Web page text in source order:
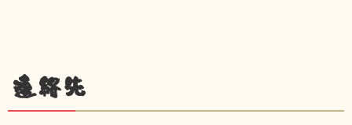
連絡先